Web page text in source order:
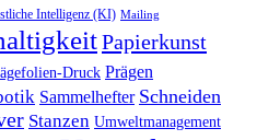
Intelligenz (KI) Mailing
Papierkunst
Druck Prägen
Sammelhefter Schneiden
Stanzen Umweltmanagement